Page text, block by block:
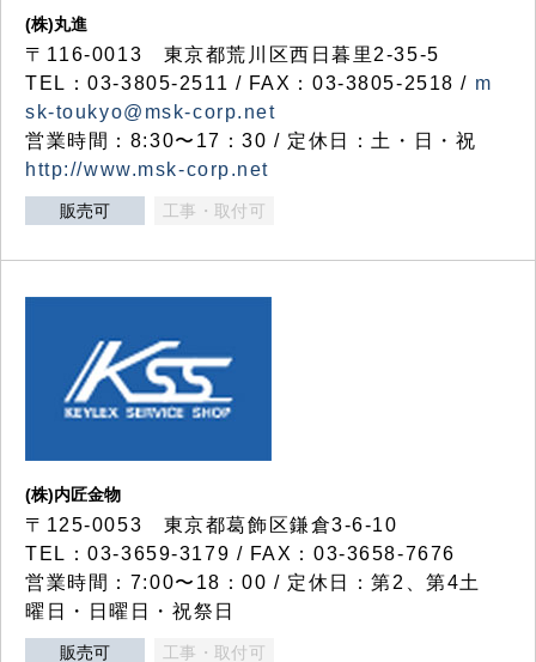
(株)丸進
〒116-0013 東京都荒川区西日暮里2-35-5
TEL：03-3805-2511 / FAX：03-3805-2518 / m
sk-toukyo@msk-corp.net
営業時間：8:30〜17：30 / 定休日：土・日・祝
http://www.msk-corp.net
販売可 工事・取付可
(株)内匠金物
〒125-0053 東京都葛飾区鎌倉3-6-10
TEL：03-3659-3179 / FAX：03-3658-7676
営業時間：7:00〜18：00 / 定休日：第2、第4土
曜日・日曜日・祝祭日
販売可 工事・取付可